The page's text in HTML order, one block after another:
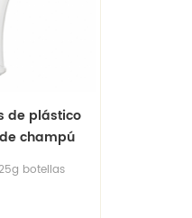
de plástico
champú
botellas